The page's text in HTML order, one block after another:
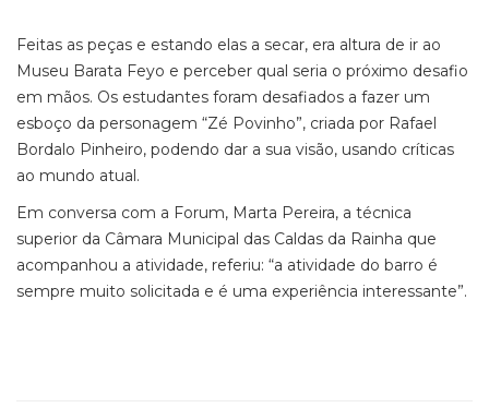
Feitas as peças e estando elas a secar, era altura de ir ao
Museu Barata Feyo e perceber qual seria o próximo desafio
em mãos. Os estudantes foram desafiados a fazer um
esboço da personagem “Zé Povinho”, criada por Rafael
Bordalo Pinheiro, podendo dar a sua visão, usando críticas
ao mundo atual.
Em conversa com a Forum, Marta Pereira, a técnica
superior da Câmara Municipal das Caldas da Rainha que
acompanhou a atividade, referiu: “a atividade do barro é
sempre muito solicitada e é uma experiência interessante”.